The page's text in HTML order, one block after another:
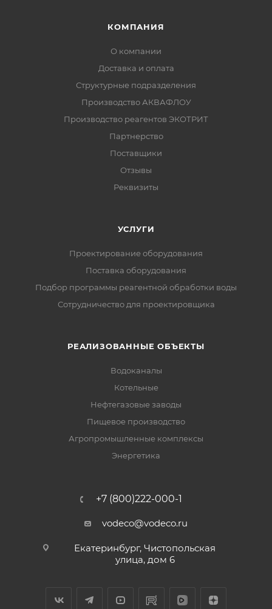
КОМПАНИЯ
О компании
Доставка и оплата
Структурные подразделения
Производство АКВАФЛОУ
Производство реагентов ЭКОТРИТ
Партнерство
Поставщики
Отзывы
Реквизиты
УСЛУГИ
Проектирование оборудования
Поставка оборудования
Подбор программы реагентной обработки воды
Сотрудничество для проектировщика
РЕАЛИЗОВАННЫЕ ОБЪЕКТЫ
Водоканалы
Котельные
Нефтегазовые заводы
Пищевое производство
Агропромышленные комплексы
Энергетика
+7 (800)222-000-1
vodeco@vodeco.ru
Екатеринбург, Чистопольская
улица, дом 6